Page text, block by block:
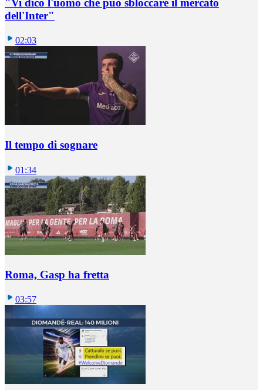
dell'Inter"
02:03
Il tempo di sognare
01:34
Roma, Gasp ha fretta
03:57